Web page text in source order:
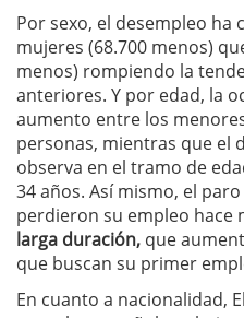
Por sexo, el desempleo ha
mujeres (68.700 menos)
menos) rompiendo la
anteriores. Y por edad, la
aumento entre los
personas, mientras que el
observa en el tramo de
34 años. Así mismo, el
perdieron su empleo hace
larga duración, que
que buscan su primer
En cuanto a nacionalidad,